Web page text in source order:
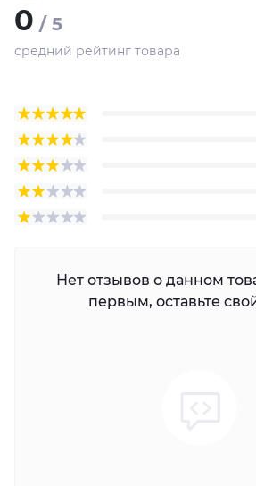
0 / 5
средний рейтинг товара
Нет отзывов о данном
первым, оставьте